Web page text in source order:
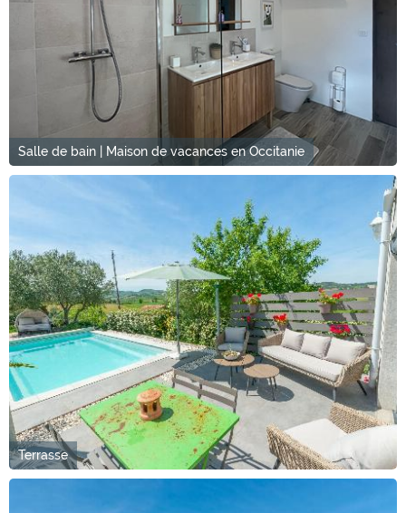
Salle de bain | Maison de vacances en Occitanie
Terrasse